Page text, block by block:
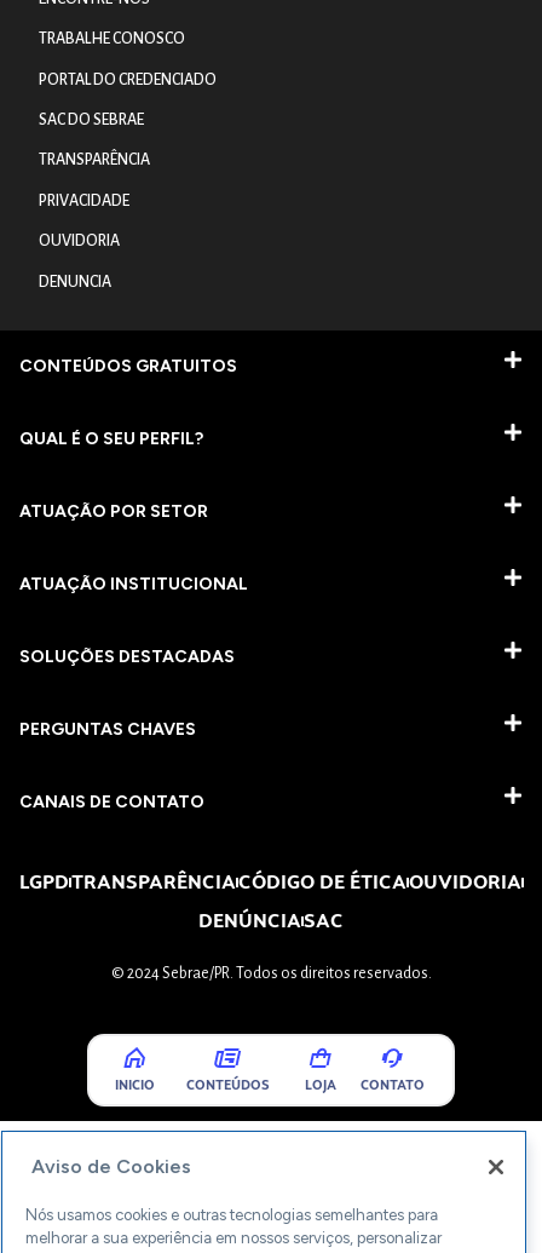
TRABALHE CONOSCO
PORTAL DO CREDENCIADO
SAC DO SEBRAE
TRANSPARÊNCIA
PRIVACIDADE
OUVIDORIA
DENUNCIA
CONTEÚDOS GRATUITOS
QUAL É O SEU PERFIL?
ATUAÇÃO POR SETOR
ATUAÇÃO INSTITUCIONAL
SOLUÇÕES DESTACADAS
PERGUNTAS CHAVES​
CANAIS DE CONTATO
LGPDTRANSPARÊNCIACÓDIGO DE ÉTICAOUVIDORIA
DENÚNCIASAC
© 2024 Sebrae/PR. Todos os direitos reservados.
INICIO CONTEÚDOS LOJA CONTATO
Aviso de Cookies
Nós usamos cookies e outras tecnologias semelhantes para
melhorar a sua experiência em nossos serviços, personalizar